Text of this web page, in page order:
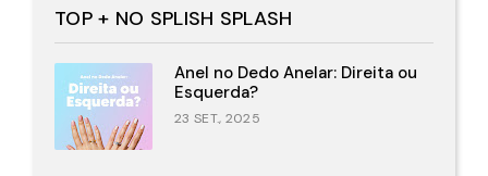
TOP + NO SPLISH SPLASH
Anel no Dedo Anelar: Direita ou
Esquerda?
23 SET., 2025